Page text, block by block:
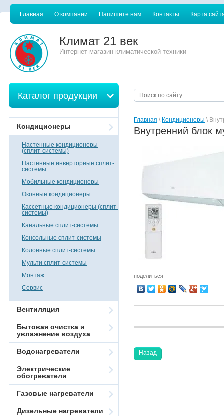
Главная О компании Напишите нам Контакты Карта
Климат 21 век
Интернет-магазин климатической техники
Главная \ Кондиционеры \
Внутренний блок
поделиться
Назад
Каталог продукции
Кондиционеры
Настенные кондиционеры
(сплит-системы)
Настенные инверторные сплит-
системы
Мобильные кондиционеры
Оконные кондиционеры
Кассетные кондиционеры (сплит-
системы)
Канальные сплит-системы
Консольные сплит-системы
Колонные сплит-системы
Мульти сплит-системы
Монтаж
Сервис
Вентиляция
Бытовая очистка и
увлажнение воздуха
Водонагреватели
Электрические
обогреватели
Газовые нагреватели
Дизельные нагреватели